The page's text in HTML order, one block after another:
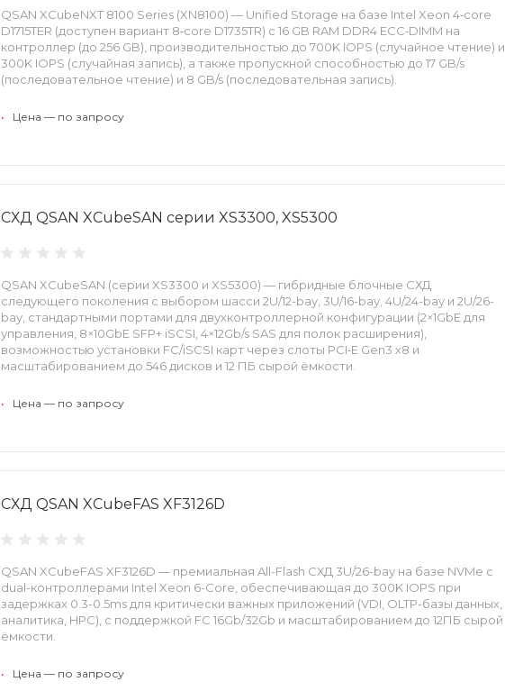
QSAN XCubeNXT 8100 Series (XN8100) — Unified Storage на базе Intel Xeon 4‑core
D1715TER (доступен вариант 8‑core D1735TR) с 16 GB RAM DDR4 ECC‑DIMM на
контроллер (до 256 GB), производительностью до 700K IOPS (случайное чтение) и
300K IOPS (случайная запись), а также пропускной способностью до 17 GB/s
(последовательное чтение) и 8 GB/s (последовательная запись). ​
• Цена — по запросу
СХД QSAN XCubeSAN серии XS3300, XS5300
QSAN XCubeSAN (серии XS3300 и XS5300) — гибридные блочные СХД
следующего поколения с выбором шасси 2U/12-bay, 3U/16-bay, 4U/24-bay и 2U/26-
bay, стандартными портами для двухконтроллерной конфигурации (2×1GbE для
управления, 8×10GbE SFP+ iSCSI, 4×12Gb/s SAS для полок расширения),
возможностью установки FC/iSCSI карт через слоты PCI‑E Gen3 x8 и
масштабированием до 546 дисков и 12 ПБ сырой ёмкости.​
• Цена — по запросу
СХД QSAN XCubeFAS XF3126D
QSAN XCubeFAS XF3126D — премиальная All-Flash СХД 3U/26-bay на базе NVMe с
dual-контроллерами Intel Xeon 6-Core, обеспечивающая до 300K IOPS при
задержках 0.3-0.5ms для критически важных приложений (VDI, OLTP-базы данных,
аналитика, HPC), с поддержкой FC 16Gb/32Gb и масштабированием до 12ПБ сырой
ёмкости.
• Цена — по запросу